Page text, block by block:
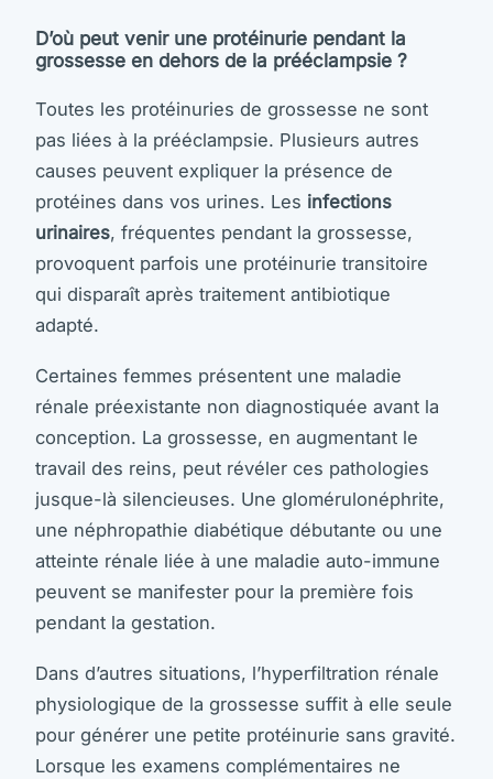
D’où peut venir une protéinurie pendant la
grossesse en dehors de la prééclampsie ?
Toutes les protéinuries de grossesse ne sont
pas liées à la prééclampsie. Plusieurs autres
causes peuvent expliquer la présence de
protéines dans vos urines. Les infections
urinaires, fréquentes pendant la grossesse,
provoquent parfois une protéinurie transitoire
qui disparaît après traitement antibiotique
adapté.
Certaines femmes présentent une maladie
rénale préexistante non diagnostiquée avant la
conception. La grossesse, en augmentant le
travail des reins, peut révéler ces pathologies
jusque-là silencieuses. Une glomérulonéphrite,
une néphropathie diabétique débutante ou une
atteinte rénale liée à une maladie auto-immune
peuvent se manifester pour la première fois
pendant la gestation.
Dans d’autres situations, l’hyperfiltration rénale
physiologique de la grossesse suffit à elle seule
pour générer une petite protéinurie sans gravité.
Lorsque les examens complémentaires ne